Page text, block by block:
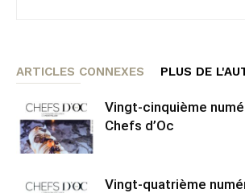
ARTICLES CONNEXES PLUS DE
Vingt-cinquième
Chefs d’Oc
Vingt-quatrième